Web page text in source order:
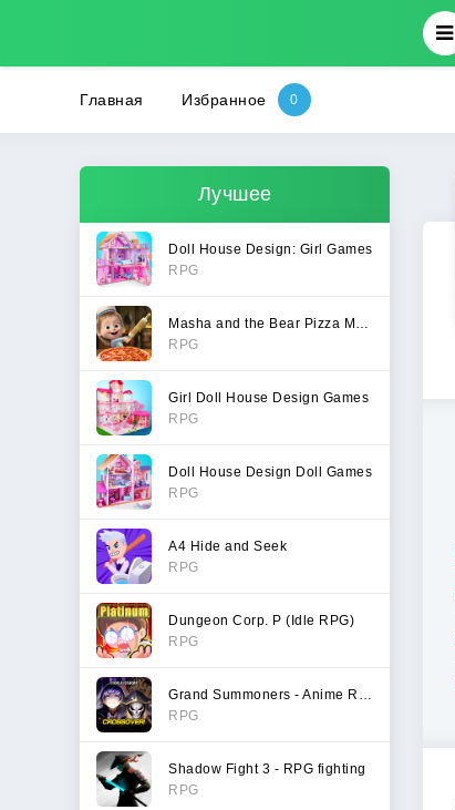
Главная Избранное
Лучшее
Doll House Design: Girl Games
RPG
RPG
Girl Doll House Design Games
RPG
Doll House Design Doll Games
RPG
A4 Hide and Seek
RPG
Dungeon Corp. P (Idle RPG)
RPG
RPG
Shadow Fight 3 - RPG fighting
RPG